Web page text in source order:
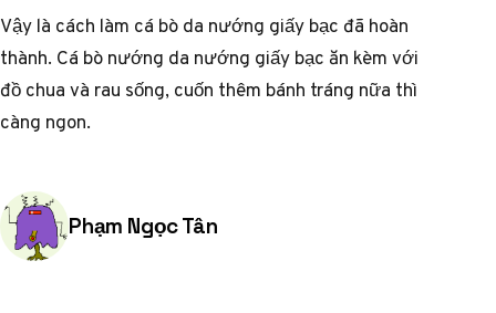
Vậy là cách làm cá bò da nướng giấy bạc đã hoàn
thành. Cá bò nướng da nướng giấy bạc ăn kèm với
đồ chua và rau sống, cuốn thêm bánh tráng nữa thì
càng ngon.
Posted by
Phạm Ngọc Tân